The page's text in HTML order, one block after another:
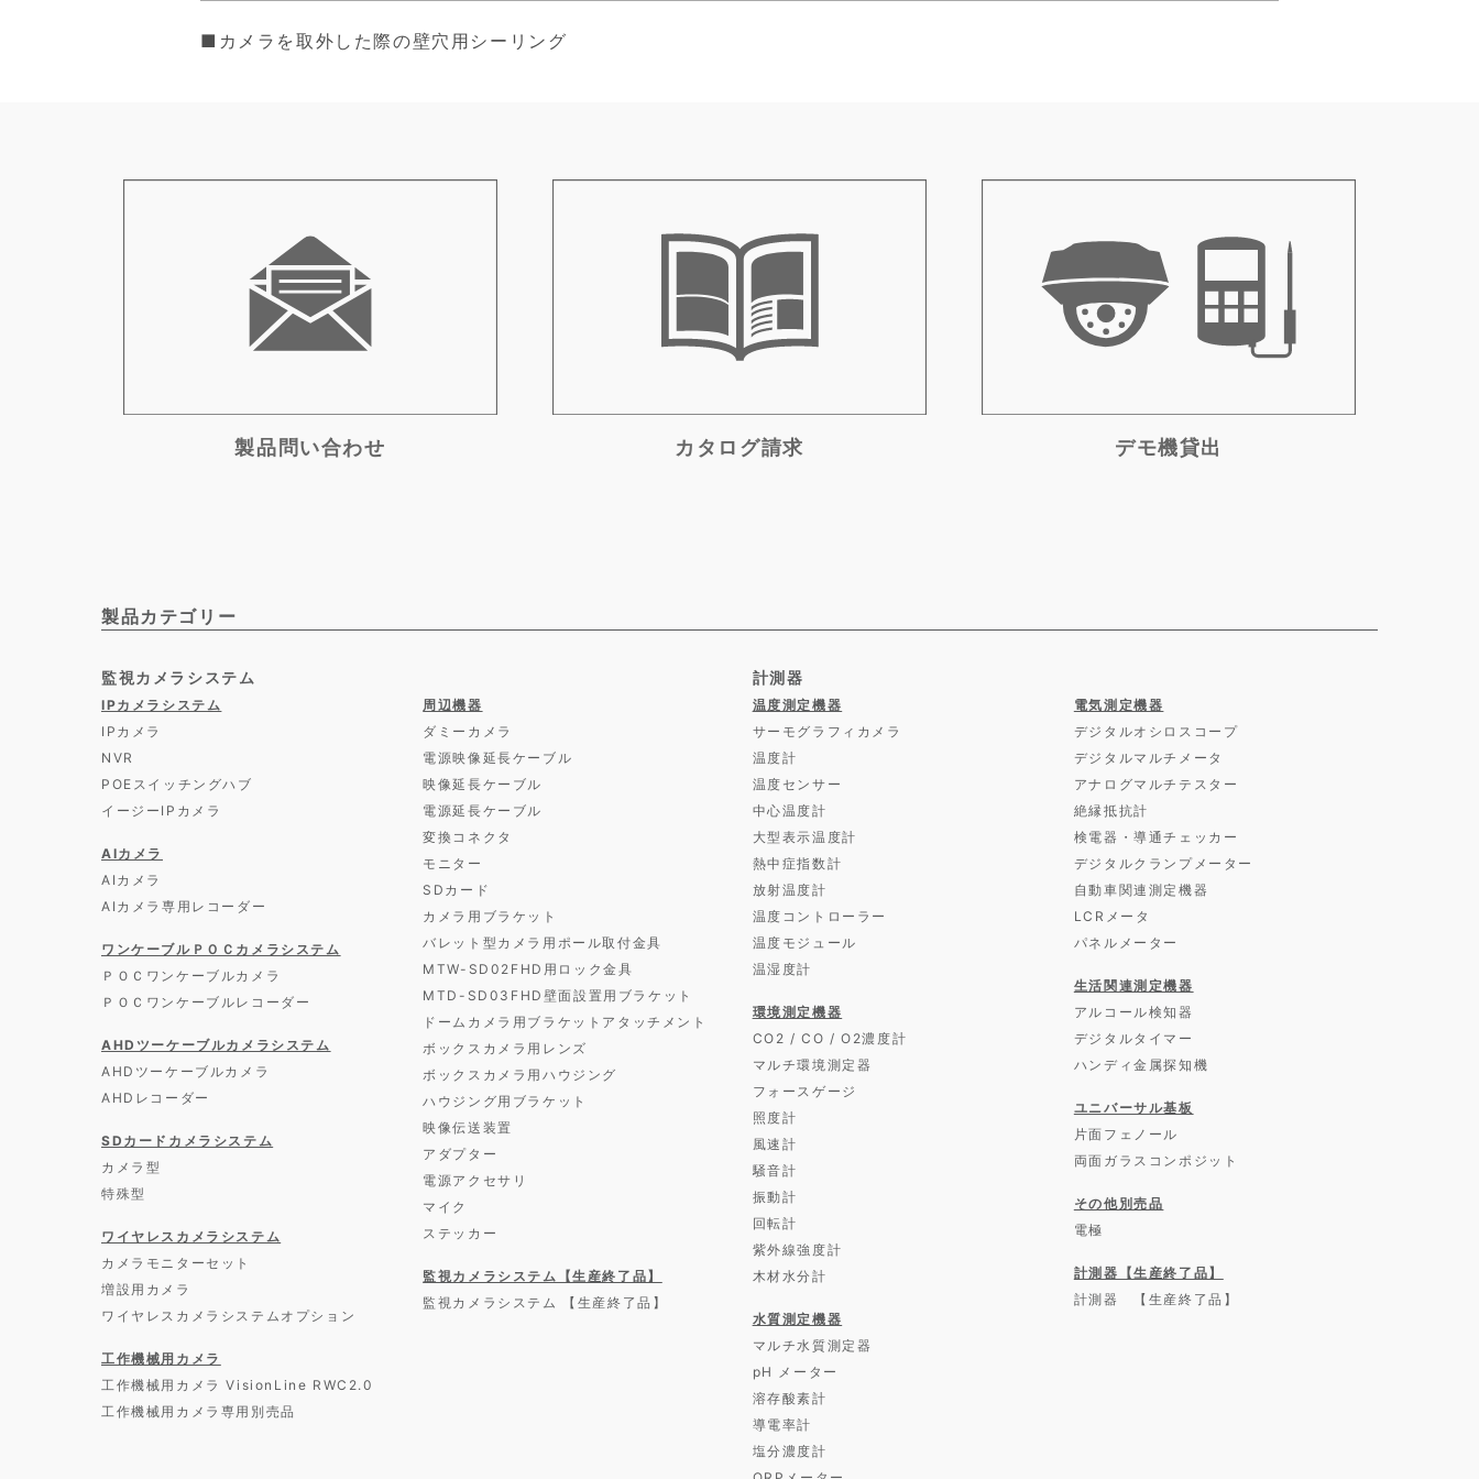
■カメラを取外した際の壁穴用シーリング
製品問い合わせ カタログ請求 デモ機貸出
製品カテゴリー
監視カメラシステム
IPカメラシステム
IPカメラ
NVR
POEスイッチングハブ
イージーIPカメラ
AIカメラ
AIカメラ
AIカメラ専用レコーダー
ワンケーブルＰＯＣカメラシステム
ＰＯＣワンケーブルカメラ
ＰＯＣワンケーブルレコーダー
AHDツーケーブルカメラシステム
AHDツーケーブルカメラ
AHDレコーダー
SDカードカメラシステム
カメラ型
特殊型
ワイヤレスカメラシステム
カメラモニターセット
増設用カメラ
ワイヤレスカメラシステムオプション
工作機械用カメラ
工作機械用カメラ VisionLine RWC2.0
工作機械用カメラ専用別売品
周辺機器
ダミーカメラ
電源映像延長ケーブル
映像延長ケーブル
電源延長ケーブル
変換コネクタ
モニター
SDカード
カメラ用ブラケット
バレット型カメラ用ポール取付金具
MTW-SD02FHD用ロック金具
MTD-SD03FHD壁面設置用ブラケット
ドームカメラ用ブラケットアタッチメント
ボックスカメラ用レンズ
ボックスカメラ用ハウジング
ハウジング用ブラケット
映像伝送装置
アダプター
電源アクセサリ
マイク
ステッカー
監視カメラシステム【生産終了品】
監視カメラシステム 【生産終了品】
計測器
温度測定機器
サーモグラフィカメラ
温度計
温度センサー
中心温度計
大型表示温度計
熱中症指数計
放射温度計
温度コントローラー
温度モジュール
温湿度計
環境測定機器
CO2 / CO / O2濃度計
マルチ環境測定器
フォースゲージ
照度計
風速計
騒音計
振動計
回転計
紫外線強度計
木材水分計
水質測定機器
マルチ水質測定器
pH メーター
溶存酸素計
導電率計
塩分濃度計
電気測定機器
デジタルオシロスコープ
デジタルマルチメータ
アナログマルチテスター
絶縁抵抗計
検電器・導通チェッカー
デジタルクランプメーター
自動車関連測定機器
LCRメータ
パネルメーター
生活関連測定機器
アルコール検知器
デジタルタイマー
ハンディ金属探知機
ユニバーサル基板
片面フェノール
両面ガラスコンポジット
その他別売品
電極
計測器【生産終了品】
計測器 【生産終了品】